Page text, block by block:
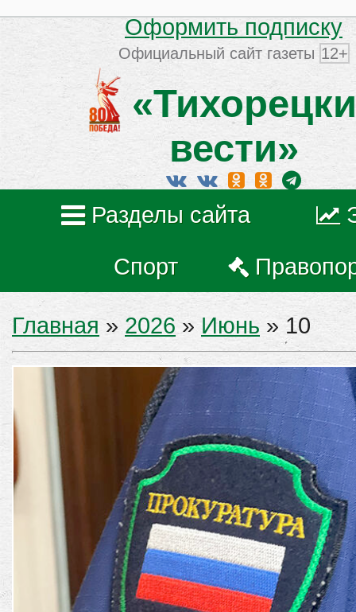
Оформить подписку
Официальный сайт газеты 12+
вести»
Разделы сайта
Спорт
Главная » 2026 » Июнь » 10